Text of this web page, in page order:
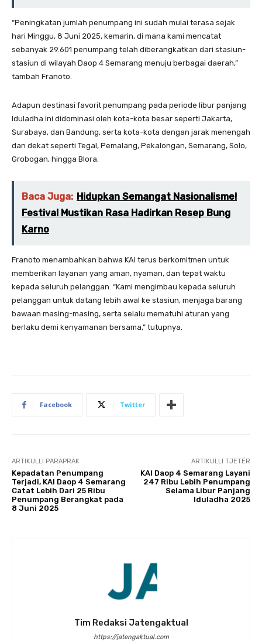
“Peningkatan jumlah penumpang ini sudah mulai terasa sejak
hari Minggu, 8 Juni 2025, kemarin, di mana kami mencatat
sebanyak 29.601 penumpang telah diberangkatkan dari stasiun-
stasiun di wilayah Daop 4 Semarang menuju berbagai daerah,”
tambah Franoto.
Adapun destinasi favorit penumpang pada periode libur panjang
Iduladha ini didominasi oleh kota-kota besar seperti Jakarta,
Surabaya, dan Bandung, serta kota-kota dengan jarak menengah
dan dekat seperti Tegal, Pemalang, Pekalongan, Semarang, Solo,
Grobogan, hingga Blora.
Baca Juga: Hidupkan Semangat Nasionalisme!
Festival Mustikan Rasa Hadirkan Resep Bung
Karno
Franoto menambahkan bahwa KAI terus berkomitmen untuk
memberikan layanan yang aman, nyaman, dan tepat waktu
kepada seluruh pelanggan. “Kami mengimbau kepada seluruh
pelanggan untuk datang lebih awal ke stasiun, menjaga barang
bawaan masing-masing, serta selalu mematuhi aturan yang
berlaku demi kenyamanan bersama,” tutupnya.
Facebook Twitter
ARTIKULLI PARAPRAK
Kepadatan Penumpang
Terjadi, KAI Daop 4 Semarang
Catat Lebih Dari 25 Ribu
Penumpang Berangkat pada
8 Juni 2025
ARTIKULLI TJETËR
KAI Daop 4 Semarang Layani
247 Ribu Lebih Penumpang
Selama Libur Panjang
Iduladha 2025
Tim Redaksi Jatengaktual
https://jatengaktual.com